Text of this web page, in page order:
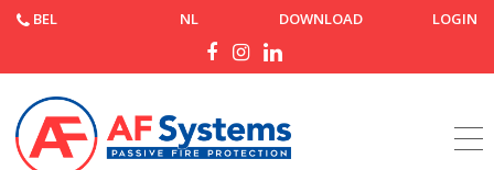
BEL NL DOWNLOAD LOGIN